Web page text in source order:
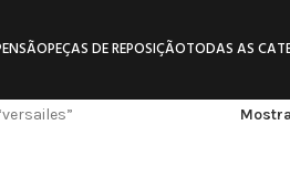
PEÇAS DE REPOSIÇÃOTODAS AS